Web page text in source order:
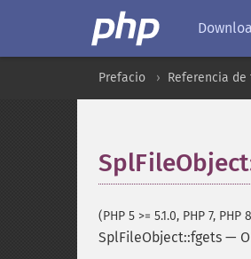
Prefacio Referencia de
(PHP 5 >= 5.1.0, PHP 7, PHP
SplFileObject::fgets —